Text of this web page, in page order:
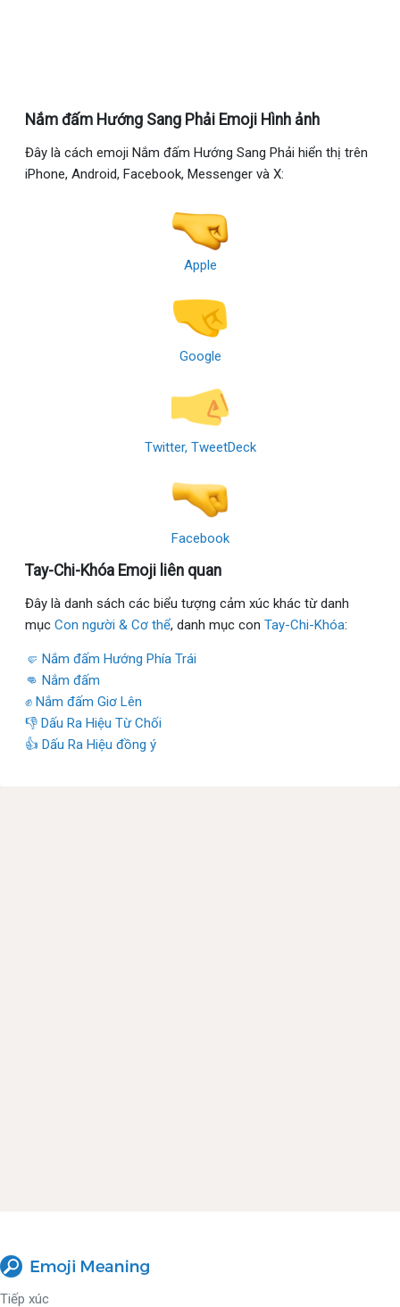
Nắm đấm Hướng Sang Phải Emoji Hình ảnh
Đây là cách emoji Nắm đấm Hướng Sang Phải hiển thị trên
iPhone, Android, Facebook, Messenger và X:
Apple
Google
Twitter, TweetDeck
Facebook
Tay-Chi-Khóa Emoji liên quan
Đây là danh sách các biểu tượng cảm xúc khác từ danh
mục Con người & Cơ thể, danh mục con Tay-Chi-Khóa:
🤛 Nắm đấm Hướng Phía Trái
👊 Nắm đấm
✊ Nắm đấm Giơ Lên
👎 Dấu Ra Hiệu Từ Chối
👍 Dấu Ra Hiệu đồng ý
Tiếp xúc